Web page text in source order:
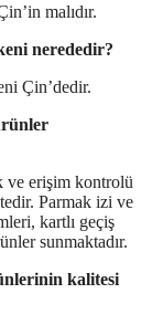
malıdır.
nerededir?
Çin’dedir.
ve erişim kontrolü
Parmak izi ve
kartlı geçiş
sunmaktadır.
kalitesi